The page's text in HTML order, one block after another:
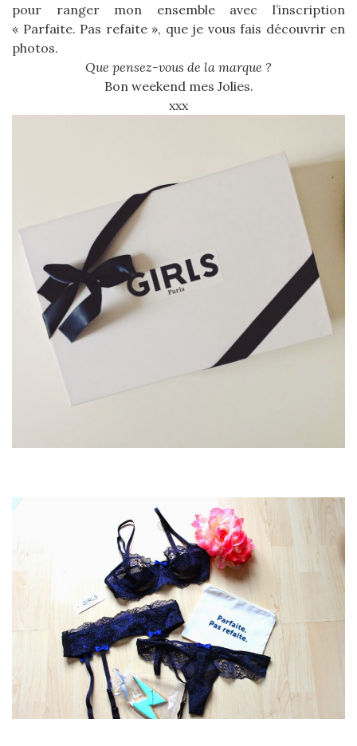
pour ranger mon ensemble avec l’inscription
« Parfaite. Pas refaite », que je vous fais découvrir en
photos.
Que pensez-vous de la marque ?
Bon weekend mes Jolies.
xxx